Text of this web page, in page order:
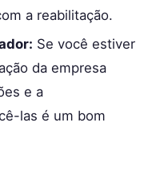
a reabilitação.
Se você estiver
da empresa
e a
las é um bom